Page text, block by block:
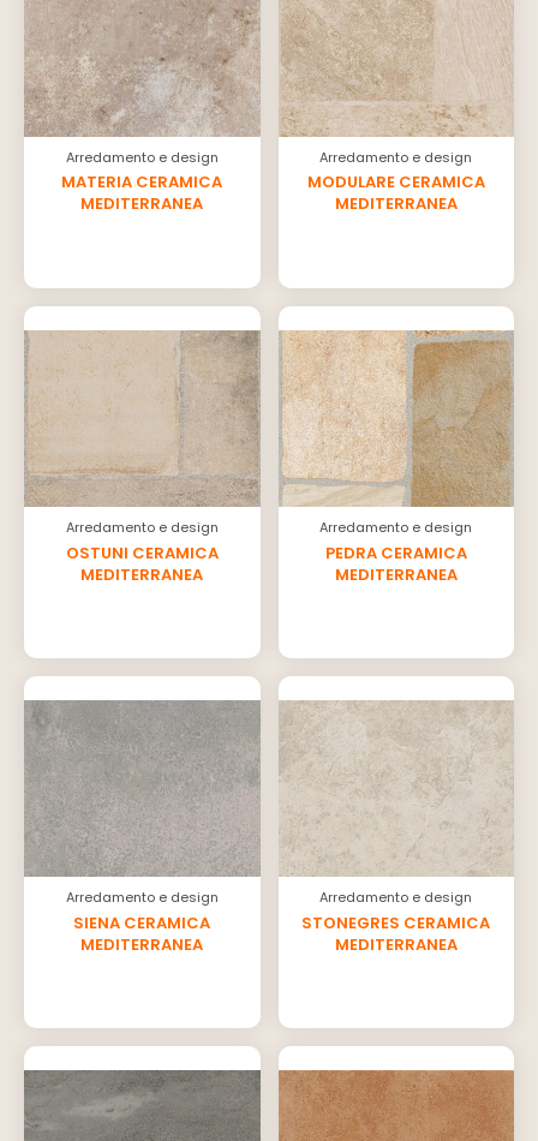
Arredamento e design
MATERIA CERAMICA
MEDITERRANEA
Arredamento e design
MODULARE CERAMICA
MEDITERRANEA
Arredamento e design
OSTUNI CERAMICA
MEDITERRANEA
Arredamento e design
PEDRA CERAMICA
MEDITERRANEA
Arredamento e design
SIENA CERAMICA
MEDITERRANEA
Arredamento e design
STONEGRES CERAMICA
MEDITERRANEA